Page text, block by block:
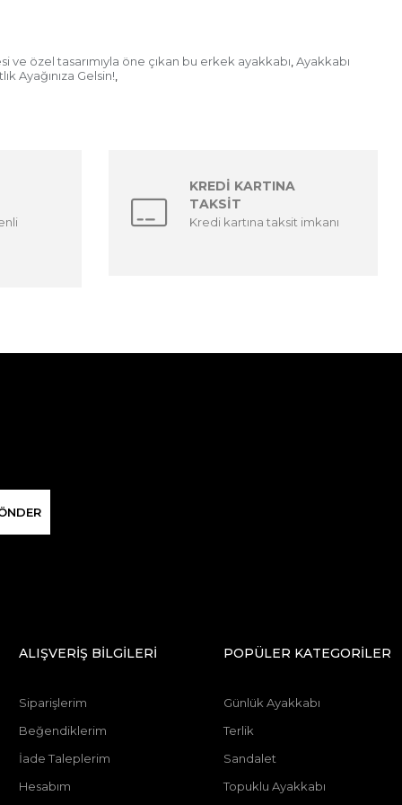
özel tasarımıyla öne çıkan bu erkek ayakkabı, Ayakkabı
Ayağınıza Gelsin!,
KREDİ KARTINA
TAKSİT
Kredi kartına taksit imkanı
ALIŞVERİŞ BİLGİLERİ
Siparişlerim
Beğendiklerim
İade Taleplerim
Hesabım
POPÜLER KATEGORİLER
Günlük Ayakkabı
Terlik
Sandalet
Topuklu Ayakkabı